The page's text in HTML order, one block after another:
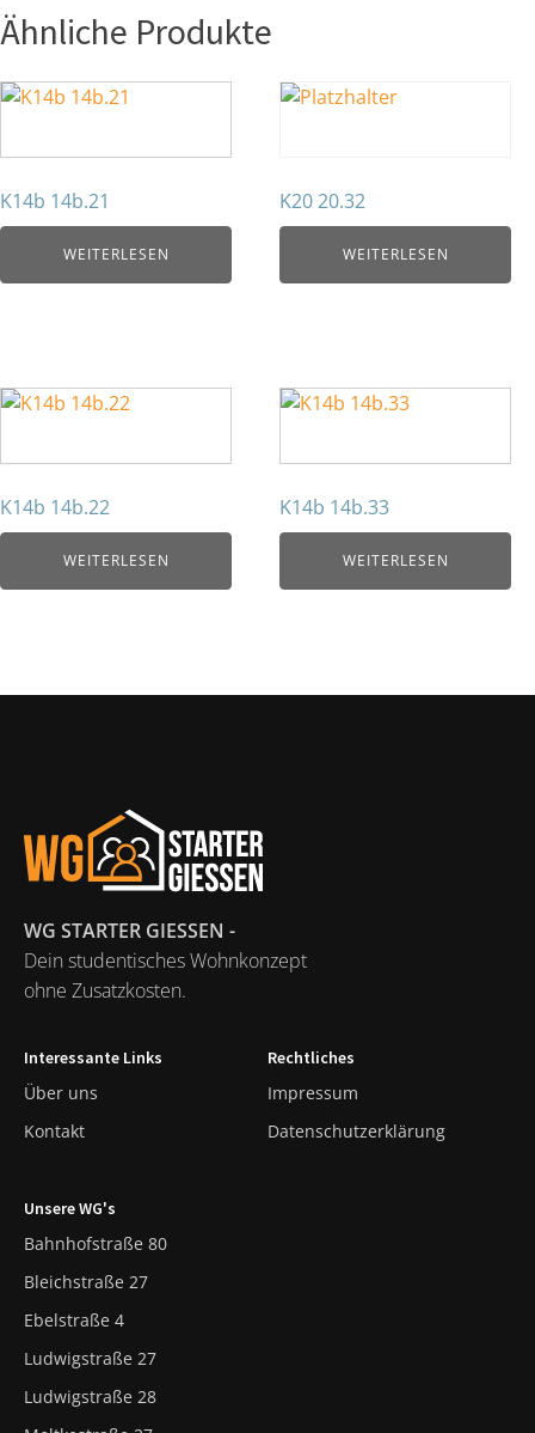
Ähnliche Produkte
K14b 14b.21
WEITERLESEN
K20 20.32
WEITERLESEN
K14b 14b.22
WEITERLESEN
K14b 14b.33
WEITERLESEN
WG STARTER GIESSEN -
Dein studentisches Wohnkonzept
ohne Zusatzkosten.
Interessante Links
Über uns
Kontakt
Rechtliches
Impressum
Datenschutzerklärung
Unsere WG's
Bahnhofstraße 80
Bleichstraße 27
Ebelstraße 4
Ludwigstraße 27
Ludwigstraße 28